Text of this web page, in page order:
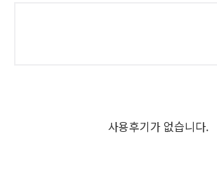
사용후기가 없습니다.